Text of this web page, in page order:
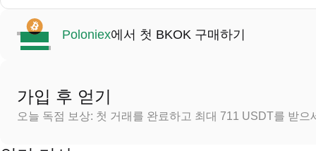
Poloniex에서 첫 BKOK 구매하기
가입 후 얻기
오늘 독점 보상: 첫 거래를 완료하고 최대 711 USDT를 받으